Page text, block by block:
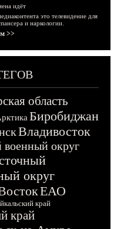
идёт
это телевидение для
и наркологии.
>>
область
Биробиджан
Владивосток
военный округ
округ
ЕАО
край
край